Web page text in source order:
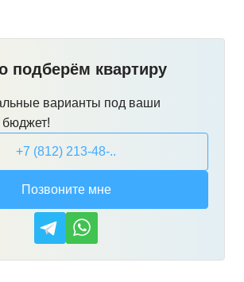
подберём квартиру
варианты под ваши
+7 (812) 213-48-..
Позвоните мне